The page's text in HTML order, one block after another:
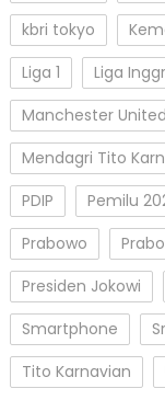
kbri tokyo
Liga 1
Liga
Manchester United
Mendagri Tito
PDIP
Pemilu
Prabowo
Presiden Jokowi
Smartphone
Tito Karnavian